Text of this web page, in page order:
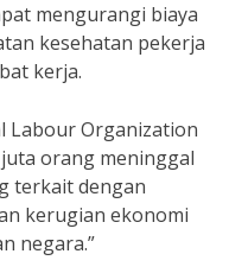
mengurangi biaya
kesehatan pekerja
kerja.
Labour Organization
orang meninggal
terkait dengan
kerugian ekonomi
negara.”